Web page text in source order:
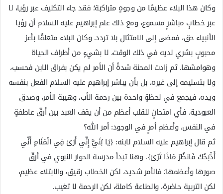
وكان هذا البلاء عظيمًا من وجوهٍ متراكبة؛ فقد جاء التكليف عبر رؤيا، لا
عبر خطابٍ مباشرٍ مسموع، ومع ذلك علم إبراهيم عليه السلام أن رؤيا
الأنبياء حق، فمضى إلى الامتثال بلا تردد. وكان البلاء متعلقًا بأعز
محبوبٍ بشري لديه في ذلك الوقت، لا بشيءٍ من أطراف الحياة
وهوامشها. ثم زادت المحنة شدةً أن الأمر لم يكن بفراق الابن فحسب،
ولا بتسليمه إلى غيره، بل بأن يباشر إبراهيم عليه السلام الفعل بنفسه
ويده، فيجمع في لحظةٍ واحدة بين رحمة الأب، وهيبة الأمر، وصدق
العبودية. فأي امتحانٍ للقلب أعظم من أن يقف العبد بين أرقّ عاطفةٍ
في النفس، وأعظم أمرٍ في الوجود: أمر الله؟
ثم قال إبراهيم عليه السلام لابنه: {يَا بُنَيَّ إِنِّي أَرَىٰ فِي الْمَنَامِ أَنِّي
أَذْبَحُكَ فَانظُرْ مَاذَا تَرَىٰ}. وهنا تبدأ مدرسة الحوار النبوي في أرقّ
صورها وأعظمها؛ فالأمر شديد، لكن الخطاب رقيق، والابتلاء عظيم،
لكن التربية حاضرة، والطاعة كاملة، لكن الرحمة لا تغيب.